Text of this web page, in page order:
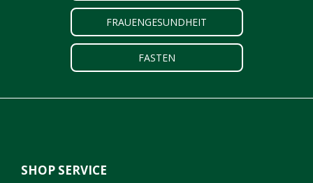
FRAUENGESUNDHEIT
FASTEN
SHOP SERVICE